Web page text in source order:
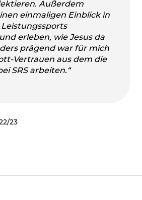
Außerdem
einmaligen Einblick in
erleben, wie Jesus da
prägend war für mich
Vertrauen aus dem die
SRS arbeiten.“
23